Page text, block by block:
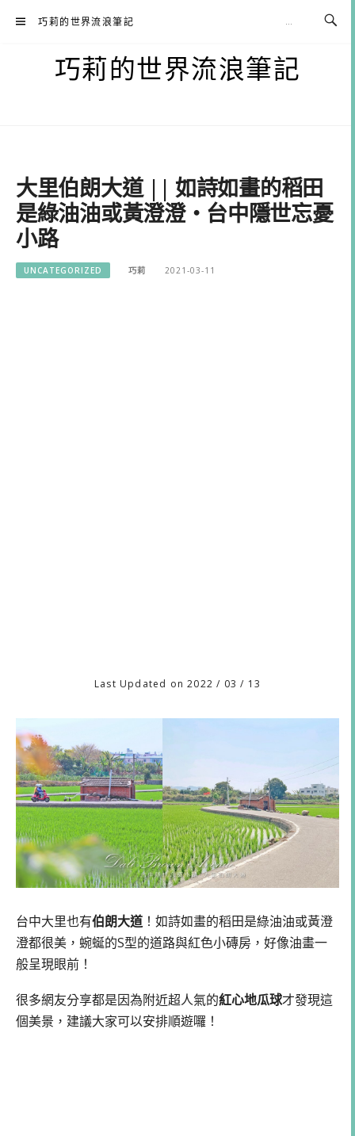
巧莉的世界流浪筆記
巧莉的世界流浪筆記
大里伯朗大道 || 如詩如畫的稻田
是綠油油或黃澄澄・台中隱世忘憂
小路
UNCATEGORIZED 巧莉 2021-03-11
Last Updated on 2022 / 03 / 13
台中大里也有伯朗大道 ！如詩如畫的稻田是綠油油或黃澄
澄都很美，蜿蜒的S型的道路與紅色小磚房，好像油畫一
般呈現眼前！
很多網友分享都是因為附近超人氣的紅心地瓜球才發現這
個美景，建議大家可以安排順遊囉！